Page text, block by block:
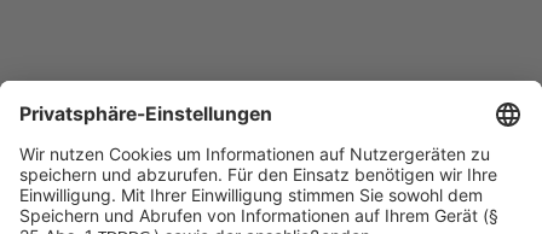
Sycor Kontakt
info@sycor.de
+49 551 490 0